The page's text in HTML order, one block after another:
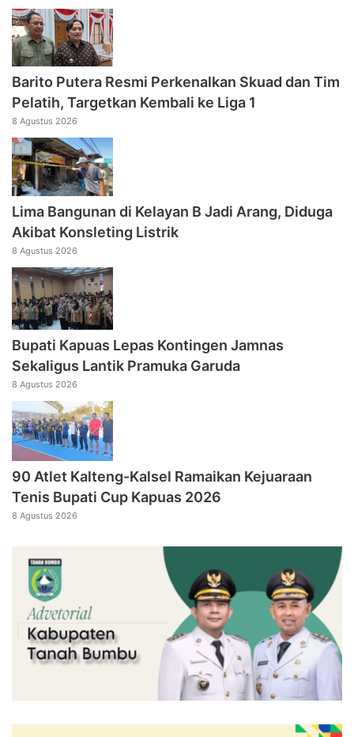
Barito Putera Resmi Perkenalkan Skuad dan Tim
Pelatih, Targetkan Kembali ke Liga 1
8 Agustus 2026
Lima Bangunan di Kelayan B Jadi Arang, Diduga
Akibat Konsleting Listrik
8 Agustus 2026
Bupati Kapuas Lepas Kontingen Jamnas
Sekaligus Lantik Pramuka Garuda
8 Agustus 2026
90 Atlet Kalteng-Kalsel Ramaikan Kejuaraan
Tenis Bupati Cup Kapuas 2026
8 Agustus 2026